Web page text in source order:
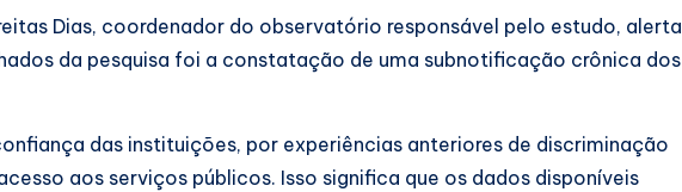
Dias, coordenador do observatório responsável pelo estudo, alerta
da pesquisa foi a constatação de uma subnotificação crônica dos
das instituições, por experiências anteriores de discriminação
aos serviços públicos. Isso significa que os dados disponíveis